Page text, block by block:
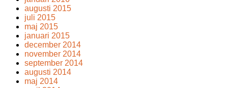
augusti 2015
juli 2015
maj 2015
januari 2015
december 2014
november 2014
september 2014
augusti 2014
maj 2014